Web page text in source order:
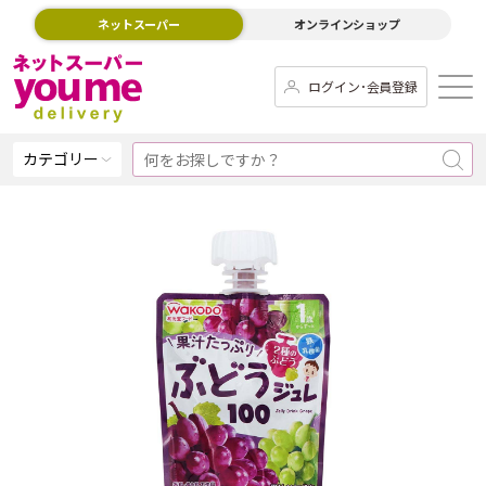
ネットスーパー オンラインショップ
ログイン･会員登録
カテゴリー